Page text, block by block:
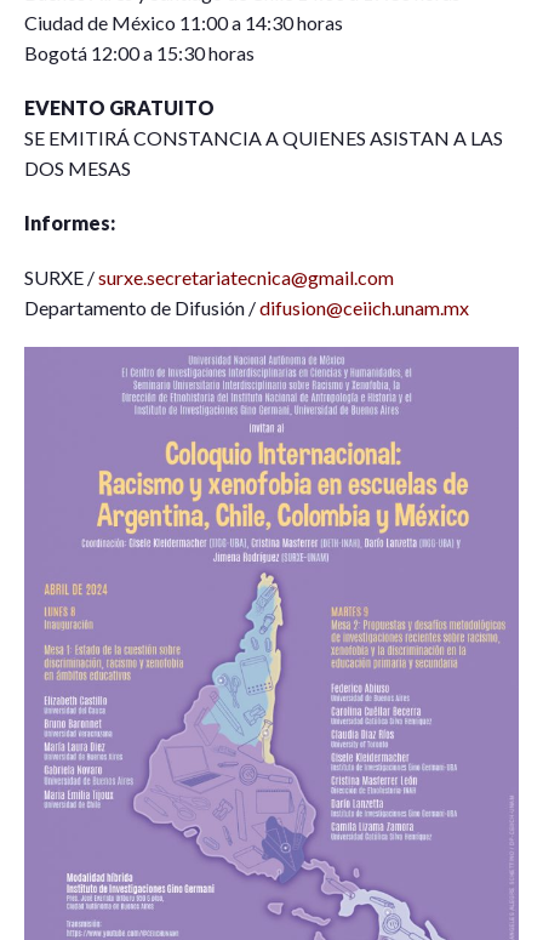
Ciudad de México 11:00 a 14:30 horas
Bogotá 12:00 a 15:30 horas
EVENTO GRATUITO
SE EMITIRÁ CONSTANCIA A QUIENES ASISTAN A LAS
DOS MESAS
Informes:
SURXE /surxe.secretariatecnica@gmail.com
Departamento de Difusión /difusion@ceiich.unam.mx